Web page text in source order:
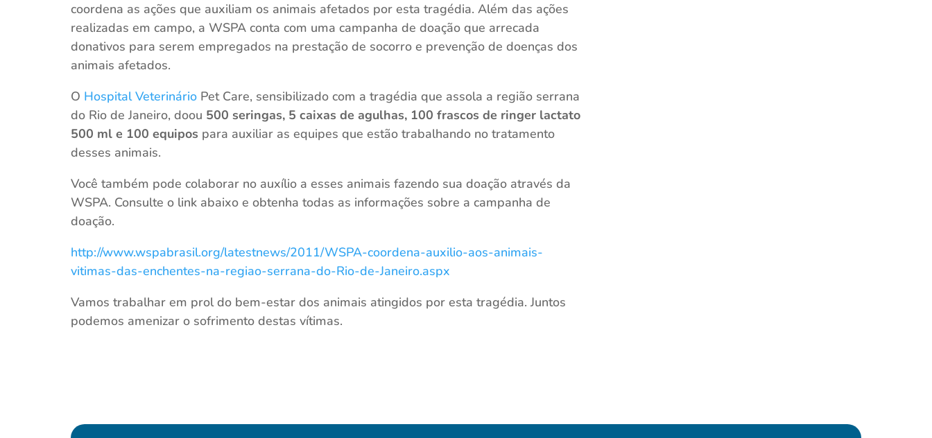
coordena as ações que auxiliam os animais afetados por esta tragédia. Além das ações
realizadas em campo, a WSPA conta com uma campanha de doação que arrecada
donativos para serem empregados na prestação de socorro e prevenção de doenças dos
animais afetados.
O Hospital Veterinário Pet Care, sensibilizado com a tragédia que assola a região serrana
do Rio de Janeiro, doou 500 seringas, 5 caixas de agulhas, 100 frascos de ringer lactato
500 ml e 100 equipos para auxiliar as equipes que estão trabalhando no tratamento
desses animais.
Você também pode colaborar no auxílio a esses animais fazendo sua doação através da
WSPA. Consulte o link abaixo e obtenha todas as informações sobre a campanha de
doação.
http://www.wspabrasil.org/latestnews/2011/WSPA-coordena-auxilio-aos-animais-
vitimas-das-enchentes-na-regiao-serrana-do-Rio-de-Janeiro.aspx
Vamos trabalhar em prol do bem-estar dos animais atingidos por esta tragédia. Juntos
podemos amenizar o sofrimento destas vítimas.